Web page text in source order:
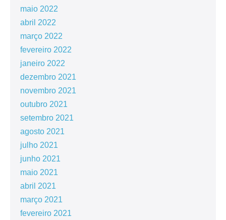
maio 2022
abril 2022
março 2022
fevereiro 2022
janeiro 2022
dezembro 2021
novembro 2021
outubro 2021
setembro 2021
agosto 2021
julho 2021
junho 2021
maio 2021
abril 2021
março 2021
fevereiro 2021